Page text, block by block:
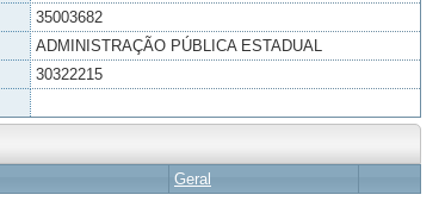
35003682
ADMINISTRAÇÃO PÚBLICA ESTADUAL
30322215
Geral